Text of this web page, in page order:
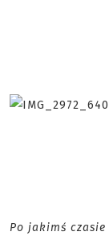
Po jakimś czasie